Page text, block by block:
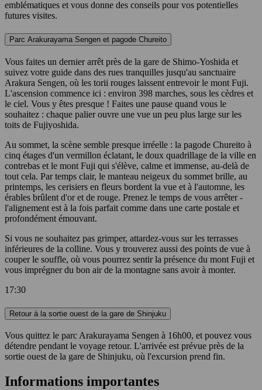
emblématiques et vous donne des conseils pour vos potentielles
futures visites.
Parc Arakurayama Sengen et pagode Chureito
Vous faites un dernier arrêt près de la gare de Shimo-Yoshida et
suivez votre guide dans des rues tranquilles jusqu'au sanctuaire
Arakura Sengen, où les torii rouges laissent entrevoir le mont Fuji.
L'ascension commence ici : environ 398 marches, sous les cèdres et
le ciel. Vous y êtes presque ! Faites une pause quand vous le
souhaitez : chaque palier ouvre une vue un peu plus large sur les
toits de Fujiyoshida.
Au sommet, la scène semble presque irréelle : la pagode Chureito à
cinq étages d'un vermillon éclatant, le doux quadrillage de la ville en
contrebas et le mont Fuji qui s'élève, calme et immense, au-delà de
tout cela. Par temps clair, le manteau neigeux du sommet brille, au
printemps, les cerisiers en fleurs bordent la vue et à l'automne, les
érables brûlent d'or et de rouge. Prenez le temps de vous arrêter -
l'alignement est à la fois parfait comme dans une carte postale et
profondément émouvant.
Si vous ne souhaitez pas grimper, attardez-vous sur les terrasses
inférieures de la colline. Vous y trouverez aussi des points de vue à
couper le souffle, où vous pourrez sentir la présence du mont Fuji et
vous imprégner du bon air de la montagne sans avoir à monter.
17:30
Retour à la sortie ouest de la gare de Shinjuku
Vous quittez le parc Arakurayama Sengen à 16h00, et pouvez vous
détendre pendant le voyage retour. L'arrivée est prévue près de la
sortie ouest de la gare de Shinjuku, où l'excursion prend fin.
Informations importantes